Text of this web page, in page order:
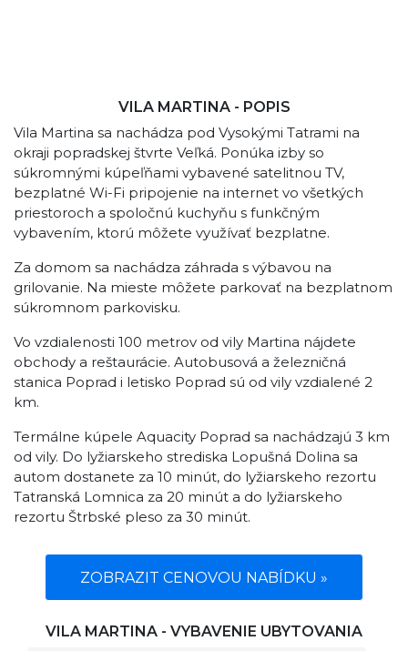
VILA MARTINA - POPIS
Vila Martina sa nachádza pod Vysokými Tatrami na
okraji popradskej štvrte Veľká. Ponúka izby so
súkromnými kúpeľňami vybavené satelitnou TV,
bezplatné Wi-Fi pripojenie na internet vo všetkých
priestoroch a spoločnú kuchyňu s funkčným
vybavením, ktorú môžete využívať bezplatne.
Za domom sa nachádza záhrada s výbavou na
grilovanie. Na mieste môžete parkovať na bezplatnom
súkromnom parkovisku.
Vo vzdialenosti 100 metrov od vily Martina nájdete
obchody a reštaurácie. Autobusová a železničná
stanica Poprad i letisko Poprad sú od vily vzdialené 2
km.
Termálne kúpele Aquacity Poprad sa nachádzajú 3 km
od vily. Do lyžiarskeho strediska Lopušná Dolina sa
autom dostanete za 10 minút, do lyžiarskeho rezortu
Tatranská Lomnica za 20 minút a do lyžiarskeho
rezortu Štrbské pleso za 30 minút.
ZOBRAZIT CENOVOU NABÍDKU »
VILA MARTINA - VYBAVENIE UBYTOVANIA